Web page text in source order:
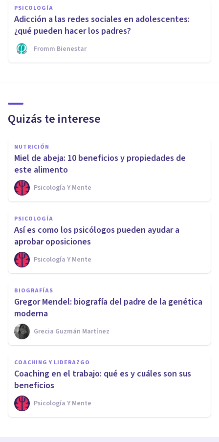
PSICOLOGÍA
Adicción a las redes sociales en adolescentes:
¿qué pueden hacer los padres?
Fromm Bienestar
Quizás te interese
NUTRICIÓN
Miel de abeja: 10 beneficios y propiedades de
este alimento
Psicología Y Mente
PSICOLOGÍA
Así es como los psicólogos pueden ayudar a
aprobar oposiciones
Psicología Y Mente
BIOGRAFÍAS
Gregor Mendel: biografía del padre de la genética
moderna
Grecia Guzmán Martínez
COACHING Y LIDERAZGO
Coaching en el trabajo: qué es y cuáles son sus
beneficios
Psicología Y Mente